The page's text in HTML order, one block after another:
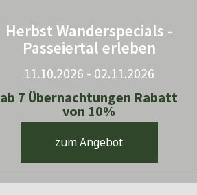
Herbst Wanderspecials -
Passeiertal erleben
11.10.2026 - 02.11.2026
ab 7 Übernachtungen Rabatt
von 10%
zum Angebot